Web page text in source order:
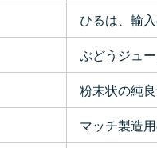
ひるは、輸
ぶどうジュ
粉末状の純
マッチ製造